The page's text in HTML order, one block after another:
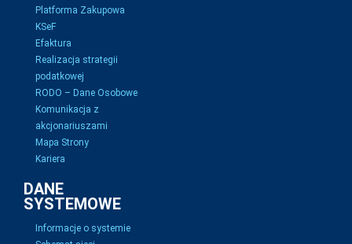
Platforma Zakupowa
KSeF
Efaktura
Realizacja strategii
podatkowej
RODO – Dane Osobowe
Komunikacja z
akcjonariuszami
Mapa Strony
Kariera
DANE
SYSTEMOWE
Informacje o systemie